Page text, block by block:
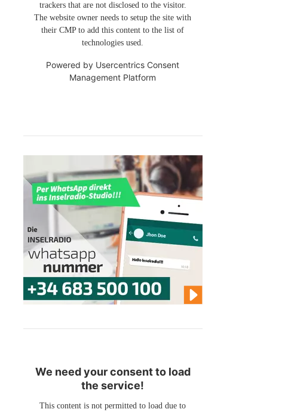
trackers that are not disclosed to the visitor.
The website owner needs to setup the site with
their CMP to add this content to the list of
technologies used.
Powered by Usercentrics Consent
Management Platform
We need your consent to load
the service!
This content is not permitted to load due to